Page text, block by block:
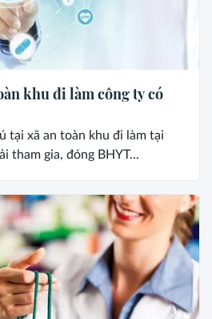
khu đi làm công ty có
tại xã an toàn khu đi làm tại
tham gia, đóng BHYT...